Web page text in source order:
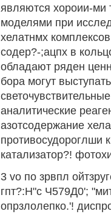
являются хороии-ми
моделями при
хелатнмх
содер?-;ацпх в
обладают ряден
бора могут
аналитические
азотсодержание
противосудороглши
катализатор?!
3 vo по зрвпл
гпт?:Н"с Ч579Д0';
опрзлолепко.'!